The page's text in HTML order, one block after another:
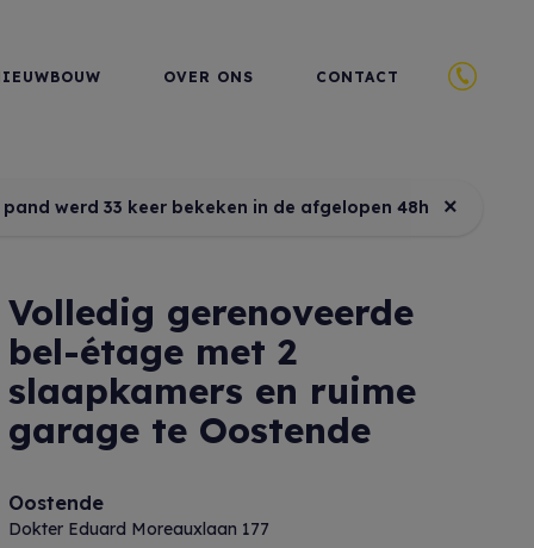
OVER ONS CONTACT
pand werd 33 keer bekeken in de afgelopen 48h
×
Volledig gerenoveerde
bel-étage met 2
slaapkamers en ruime
garage te Oostende
Oostende
Dokter Eduard Moreauxlaan 177